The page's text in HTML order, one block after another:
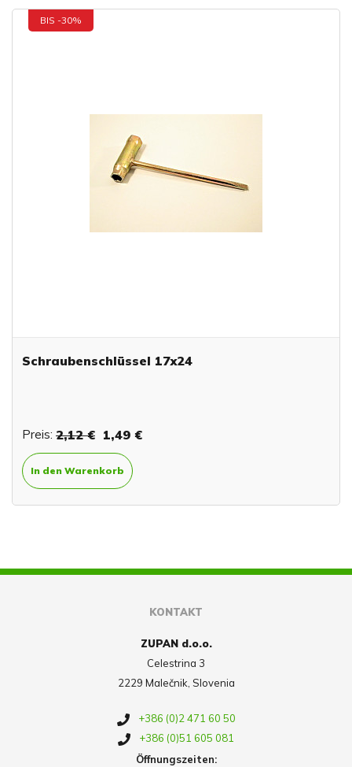
BIS -30%
Schraubenschlüssel 17x24
Preis: 2,12 € 1,49 €
In den Warenkorb
KONTAKT
ZUPAN d.o.o.
Celestrina 3
2229 Malečnik, Slovenia
+386 (0)2 471 60 50
+386 (0)51 605 081
Öffnungszeiten: